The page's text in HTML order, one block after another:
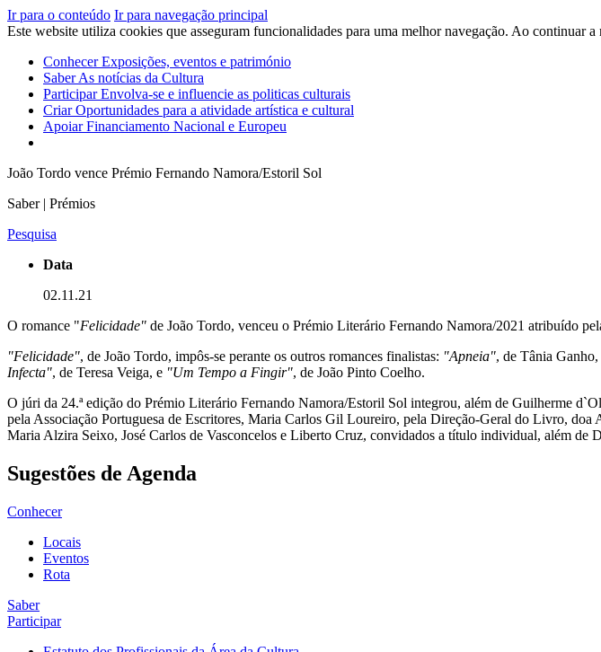
Ir para o conteúdo Ir para navegação principal
Este website utiliza cookies que asseguram funcionalidades para uma melhor navegação. Ao continuar
ConhecerExposições, eventos e património
SaberAs notícias da Cultura
ParticiparEnvolva-se e influencie as politicas culturais
CriarOportunidades para a atividade artística e cultural
ApoiarFinanciamento Nacional e Europeu
João Tordo vence Prémio Fernando Namora/Estoril Sol
Saber | Prémios
Pesquisa
Data
02.11.21
O romance "Felicidade" de João Tordo, venceu o Prémio Literário Fernando Namora/2021 atribuído
"Felicidade", de João Tordo, impôs-se perante os outros romances finalistas: "Apneia", de Tânia Ganho,
Infecta", de Teresa Veiga, e "Um Tempo a Fingir", de João Pinto Coelho.
O júri da 24.ª edição do Prémio Literário Fernando Namora/Estoril Sol integrou, além de Guilherme
pela Associação Portuguesa de Escritores, Maria Carlos Gil Loureiro, pela Direção-Geral do Livro,
Maria Alzira Seixo, José Carlos de Vasconcelos e Liberto Cruz, convidados a título individual, além de
Sugestões de Agenda
Conhecer
Locais
Eventos
Rota
Saber
Participar